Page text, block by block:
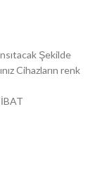
Şekilde
Cihazların renk